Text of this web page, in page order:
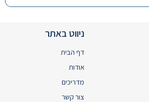
ניווט באתר
דף הבית
אודות
מדריכים
צור קשר